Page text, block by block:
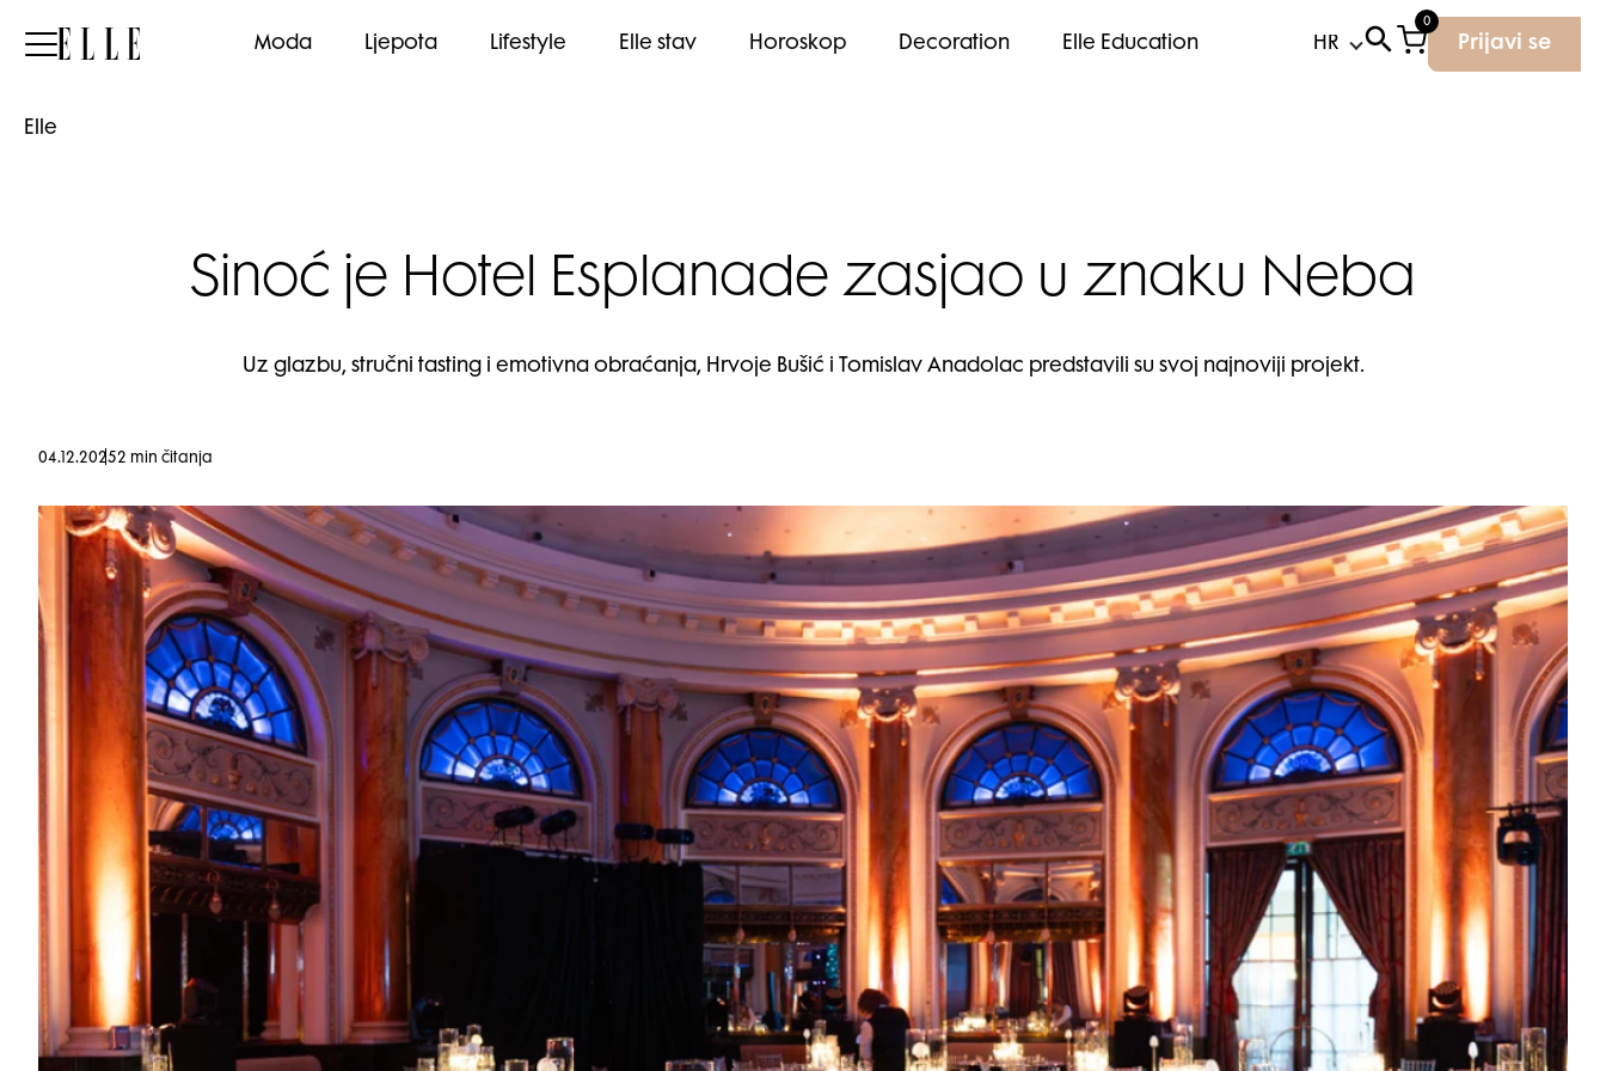
Elle Moda Ljepota Lifestyle Elle stav Horoskop Decoration Elle Education
0
Prijavi se
Elle
Sinoć je Hotel Esplanade zasjao u znaku Neba
Uz glazbu, stručni tasting i emotivna obraćanja, Hrvoje Bušić i Tomislav Anadolac predstavili su svoj najnoviji projekt.
04.12.20252 min čitanja